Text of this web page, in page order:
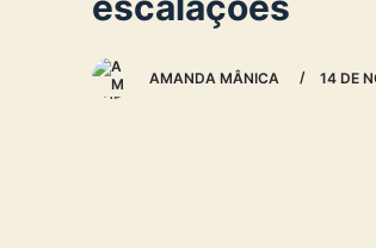
AMANDA MÂNICA 14 DE